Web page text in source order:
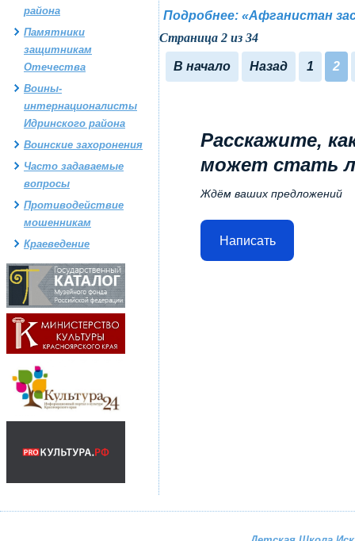
района
Памятники
защитникам
Отечества
Воины-
интернационалисты
Идринского района
Воинские захоронения
Часто задаваемые
вопросы
Противодействие
мошенникам
Краеведение
Подробнее: «Афганистан
Страница 2 из 34
В начало Назад 1 2
Расскажите,
может стать
Ждём ваших предложений
Написать